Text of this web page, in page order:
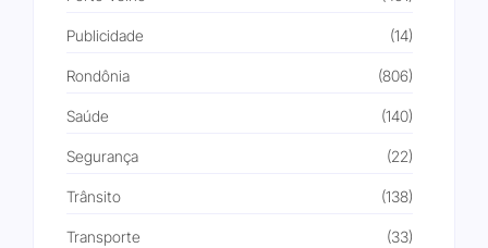
Publicidade (14)
Rondônia (806)
Saúde (140)
Segurança (22)
Trânsito (138)
Transporte (33)